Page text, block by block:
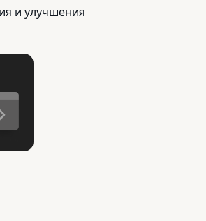
и улучшения